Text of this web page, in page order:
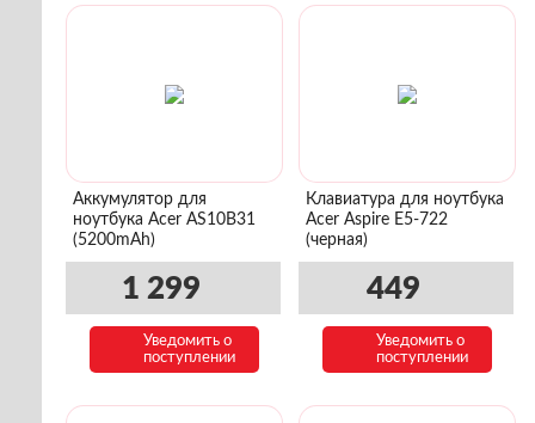
Аккумулятор для
ноутбука Acer AS10B31
(5200mAh)
1 299
Уведомить о
поступлении
Клавиатура для ноутбука
Acer Aspire E5-722
(черная)
449
Уведомить о
поступлении